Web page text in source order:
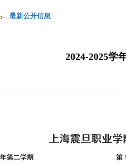
最新公开信息
2024-2025学